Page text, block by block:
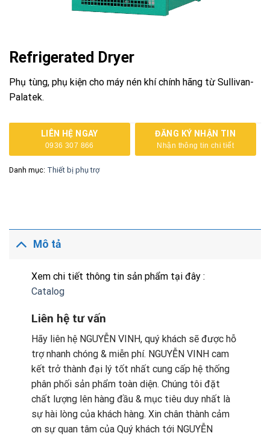
Refrigerated Dryer
Phụ tùng, phụ kiện cho máy nén khí chính hãng từ Sullivan-
Palatek.
LIÊN HỆ NGAY
0936 307 866
ĐĂNG KÝ NHẬN TIN
Nhận thông tin chi tiết
Danh mục: Thiết bị phụ trợ
Mô tả
Xem chi tiết thông tin sản phẩm tại đây :
Catalog
Liên hệ tư vấn
Hãy liên hệ NGUYỄN VINH, quý khách sẽ được hỗ
trợ nhanh chóng & miễn phí. NGUYỄN VINH cam
kết trở thành đại lý tốt nhất cung cấp hệ thống
phân phối sản phẩm toàn diện. Chúng tôi đặt
chất lượng lên hàng đầu & mục tiêu duy nhất là
sự hài lòng của khách hàng. Xin chân thành cảm
ơn sự quan tâm của Quý khách tới NGUYỄN